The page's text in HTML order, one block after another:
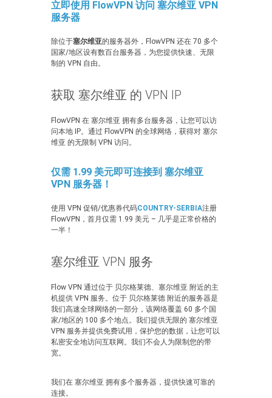
立即使用 FlowVPN 访问 塞尔维亚 VPN
服务器
除位于塞尔维亚的服务器外，FlowVPN 还在 70 多个
国家/地区设有数百台服务器，为您提供快速、无限
制的 VPN 自由。
获取 塞尔维亚 的 VPN IP
FlowVPN 在 塞尔维亚 拥有多台服务器，让您可以访
问本地 IP。通过 FlowVPN 的全球网络，获得对 塞尔
维亚 的无限制 VPN 访问。
仅需 1.99 美元即可连接到 塞尔维亚
VPN 服务器！
使用 VPN 促销/优惠券代码COUNTRY-SERBIA注册
FlowVPN，首月仅需 1.99 美元 – 几乎是正常价格的
一半！
塞尔维亚 VPN 服务
Flow VPN 通过位于 贝尔格莱德、塞尔维亚 附近的主
机提供 VPN 服务。位于 贝尔格莱德 附近的服务器是
我们高速全球网络的一部分，该网络覆盖 60 多个国
家/地区的 100 多个地点。我们提供无限的 塞尔维亚
VPN 服务并提供免费试用，保护您的数据，让您可以
私密安全地访问互联网。我们不会人为限制您的带
宽。
我们在 塞尔维亚 拥有多个服务器，提供快速可靠的
连接。